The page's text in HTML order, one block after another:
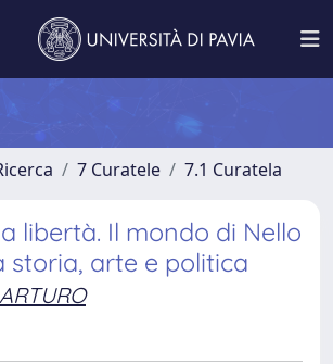
7 Curatele 7.1 Curatela
libertà. Il mondo di Nello
storia, arte e politica